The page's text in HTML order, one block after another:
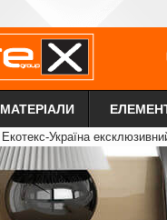
МАТЕРІАЛИ
Екотекс-Україна ексклюзив